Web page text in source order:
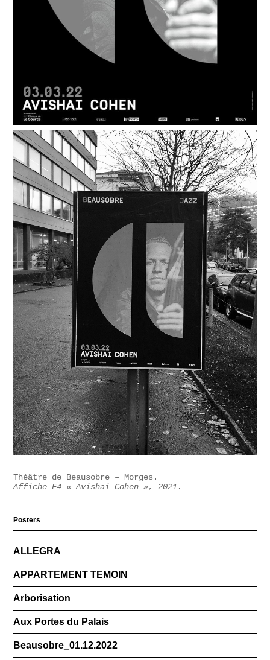
Théâtre de Beausobre – Morges.
Affiche F4 « Avishai Cohen », 2021.
Posters
ALLEGRA
APPARTEMENT TEMOIN
Arborisation
Aux Portes du Palais
Beausobre_01.12.2022